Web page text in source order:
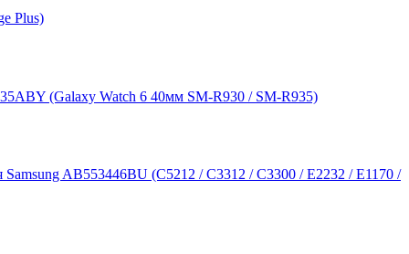
Plus)
(Galaxy Watch 6 40мм SM-R930 / SM-R935)
Samsung AB553446BU (C5212 / C3312 / C3300 / E2232 / E1170 /